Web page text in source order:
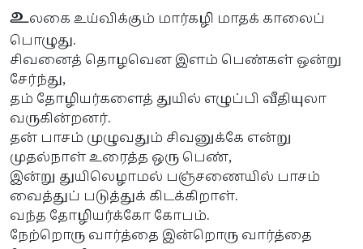
உலகை உய்விக்கும் மார்கழி மாதக் காலைப்
பொழுது.
சிவனைத் தொழவென இளம் பெண்கள் ஒன்று
சேர்ந்து,
தம் தோழியர்களைத் துயில் எழுப்பி வீதியுலா
வருகின்றனர்.
தன் பாசம் முழுவதும் சிவனுக்கே என்று
முதல்நாள் உரைத்த ஒரு பெண்,
இன்று துயிலெழாமல் பஞ்சணையில் பாசம்
வைத்துப் படுத்துக் கிடக்கிறாள்.
வந்த தோழியர்க்கோ கோபம்.
நேற்றொரு வார்த்தை இன்றொரு வார்த்தை